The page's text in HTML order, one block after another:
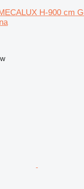
H-900 cm